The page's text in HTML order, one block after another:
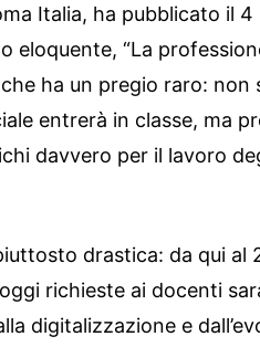
Italia, ha pubblicato il
eloquente, “La
ha un pregio raro: non
entrerà in classe, ma
davvero per il lavoro
drastica: da qui al
richieste ai docenti
digitalizzazione e